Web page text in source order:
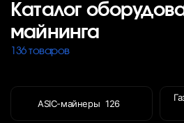
Каталог
майнинга
136 товаров
ASIC-майнеры 126